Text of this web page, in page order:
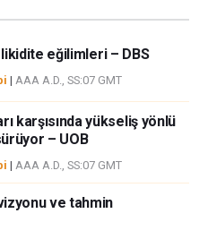
içinden döviz ticaretini tercih
FXStreet’de ifade edilen görüşler
veya yönetimin görüşlerini ifade
eksikler bulunabilir. FXStreet
zorunda değildir.
haber, araştırma, analiz, fiyatlar
yayınlanan bilgiler çalışanlar,
genel piyasa yorumu olarak
yada dolaylı olarak ortaya
bir sınırlama olmaksızın
eğilimleri – DBS
| AAA A.D., SS:07 GMT
karşısında yükseliş yönlü
– UOB
| AAA A.D., SS:07 GMT
ve tahmin